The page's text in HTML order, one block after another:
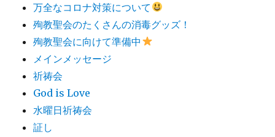
万全なコロナ対策について
殉教聖会のたくさんの消毒グッズ！
殉教聖会に向けて準備中
メインメッセージ
祈祷会
God is Love
水曜日祈祷会
証し